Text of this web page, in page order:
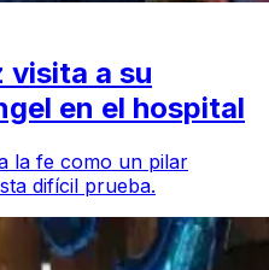
visita a su
en el hospital
la fe como un pilar
difícil prueba.